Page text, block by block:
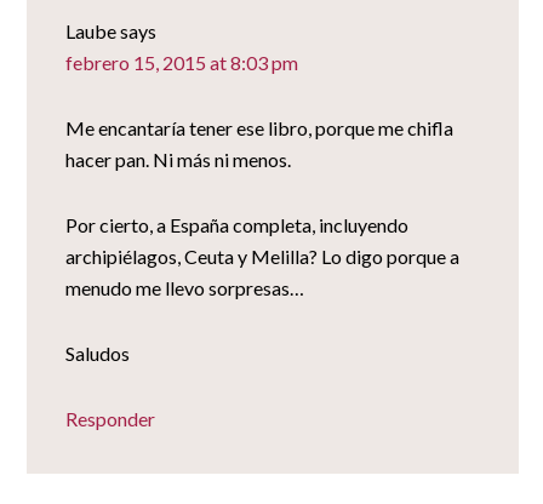
Laubesays
febrero 15, 2015 at 8:03 pm
Me encantaría tener ese libro, porque me chifla
hacer pan. Ni más ni menos.
Por cierto, a España completa, incluyendo
archipiélagos, Ceuta y Melilla? Lo digo porque a
menudo me llevo sorpresas…
Saludos
Responder